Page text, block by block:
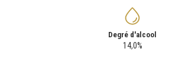
Degré d'alcool
14,0%